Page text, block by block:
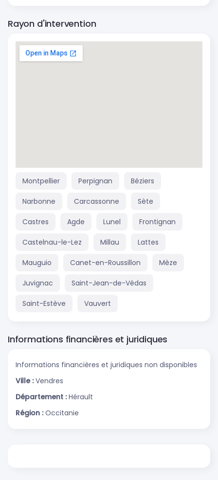
Rayon d'intervention
Montpellier Perpignan Béziers
Narbonne Carcassonne Sète
Castres Agde Lunel Frontignan
Castelnau-le-Lez Millau Lattes
Mauguio Canet-en-Roussillon Mèze
Juvignac Saint-Jean-de-Védas
Saint-Estève Vauvert
Informations financières et juridiques
Informations financières et juridiques non disponibles
Ville : Vendres
Département : Hérault
Région : Occitanie